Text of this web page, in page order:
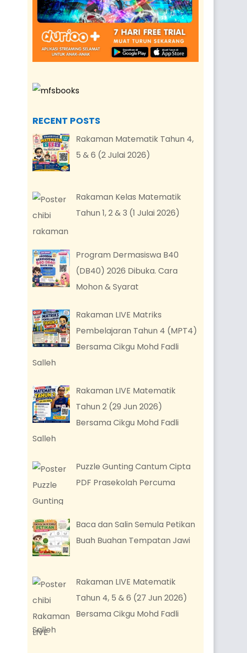
RECENT POSTS
Rakaman Matematik Tahun 4,
5 & 6 (2 Julai 2026)
Rakaman Kelas Matematik
Tahun 1, 2 & 3 (1 Julai 2026)
Program Dermasiswa B40
(DB40) 2026 Dibuka. Cara
Mohon & Syarat
Rakaman LIVE Matriks
Pembelajaran Tahun 4 (MPT4)
Bersama Cikgu Mohd Fadli
Salleh
Rakaman LIVE Matematik
Tahun 2 (29 Jun 2026)
Bersama Cikgu Mohd Fadli
Salleh
Puzzle Gunting Cantum Cipta
PDF Prasekolah Percuma
Baca dan Salin Semula Petikan
Buah Buahan Tempatan Jawi
Rakaman LIVE Matematik
Tahun 4, 5 & 6 (27 Jun 2026)
Bersama Cikgu Mohd Fadli
Salleh